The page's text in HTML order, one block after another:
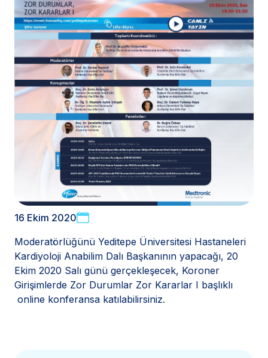
16 Ekim 2020
Moderatörlüğünü Yeditepe Üniversitesi Hastaneleri
Kardiyoloji Anabilim Dalı Başkanının yapacağı, 20
Ekim 2020 Salı günü gerçekleşecek, Koroner
Girişimlerde Zor Durumlar Zor Kararlar I başlıklı
online konferansa katılabilirsiniz.